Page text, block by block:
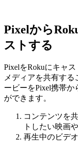
Pixelから
ストする
PixelをRokuにキャ
メディアを共有する
ービーをPixel携帯か
ができます。
コンテンツを
トしたい映画
再生中のビデ